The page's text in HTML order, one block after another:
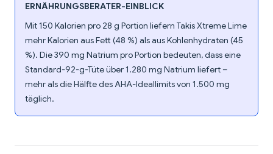
ERNÄHRUNGSBERATER-EINBLICK
Mit 150 Kalorien pro 28 g Portion liefern Takis Xtreme Lime
mehr Kalorien aus Fett (48 %) als aus Kohlenhydraten (45
%). Die 390 mg Natrium pro Portion bedeuten, dass eine
Standard-92-g-Tüte über 1.280 mg Natrium liefert –
mehr als die Hälfte des AHA-Ideallimits von 1.500 mg
täglich.